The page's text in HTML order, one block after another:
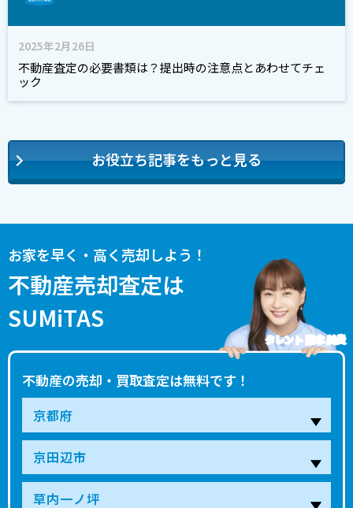
2025年2月26日
不動産査定の必要書類は？提出時の注意点とあわせてチェ
ック
お役立ち記事をもっと見る
お家を早く・高く売却しよう！
不動産売却査定は
SUMiTAS
不動産の売却・買取査定は無料です！
タレント 藤本 美貴